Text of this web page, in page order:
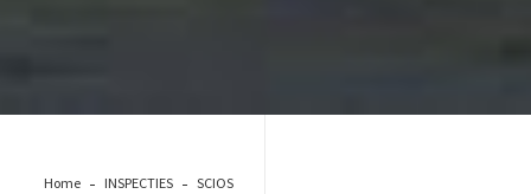
Home INSPECTIES SCIOS